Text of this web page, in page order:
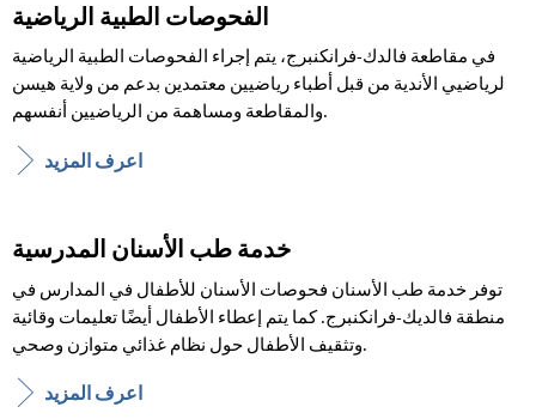
الفحوصات الطبية الرياضية
في مقاطعة فالدك-فرانكنبرج، يتم إجراء الفحوصات الطبية الرياضية
لرياضيي الأندية من قبل أطباء رياضيين معتمدين بدعم من ولاية هيسن
والمقاطعة ومساهمة من الرياضيين أنفسهم.
اعرف المزيد
خدمة طب الأسنان المدرسية
توفر خدمة طب الأسنان فحوصات الأسنان للأطفال في المدارس في
منطقة فالديك-فرانكنبرج. كما يتم إعطاء الأطفال أيضًا تعليمات وقائية
وتثقيف الأطفال حول نظام غذائي متوازن وصحي.
اعرف المزيد